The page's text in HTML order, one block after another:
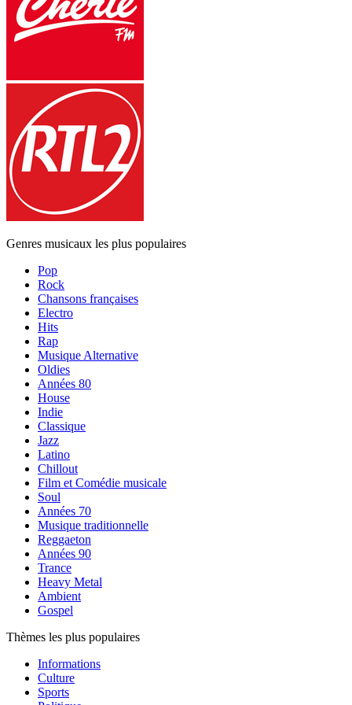
Genres musicaux les plus populaires
Pop
Rock
Chansons françaises
Electro
Hits
Rap
Musique Alternative
Oldies
Années 80
House
Indie
Classique
Jazz
Latino
Chillout
Film et Comédie musicale
Soul
Années 70
Musique traditionnelle
Reggaeton
Années 90
Trance
Heavy Metal
Ambient
Gospel
Thèmes les plus populaires
Informations
Culture
Sports